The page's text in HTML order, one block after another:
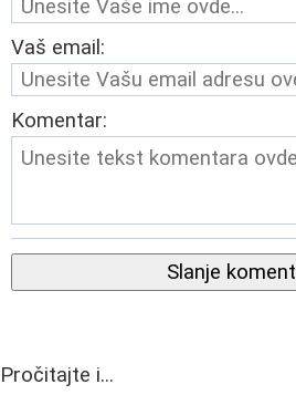
Vaš email:
Komentar:
Slanje
Pročitajte i...